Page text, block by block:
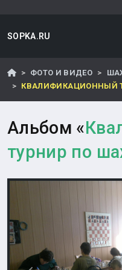
SOPKA.RU
ФОТО И ВИДЕО
КВАЛИФИКАЦИОННЫЙ
Альбом «
турнир по